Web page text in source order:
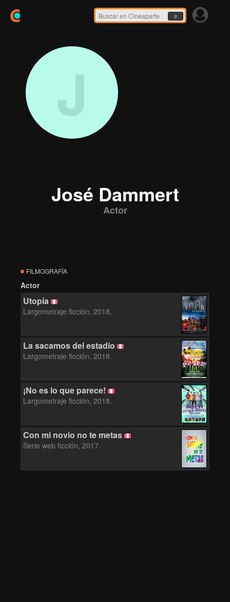
Ir
J
José Dammert
Actor
FILMOGRAFÍA
Actor
Utopía
Largometraje ficción, 2018.
La sacamos del estadio
Largometraje ficción, 2018.
¡No es lo que parece!
Largometraje ficción, 2018.
Con mi novio no te metas
Serie web ficción, 2017.